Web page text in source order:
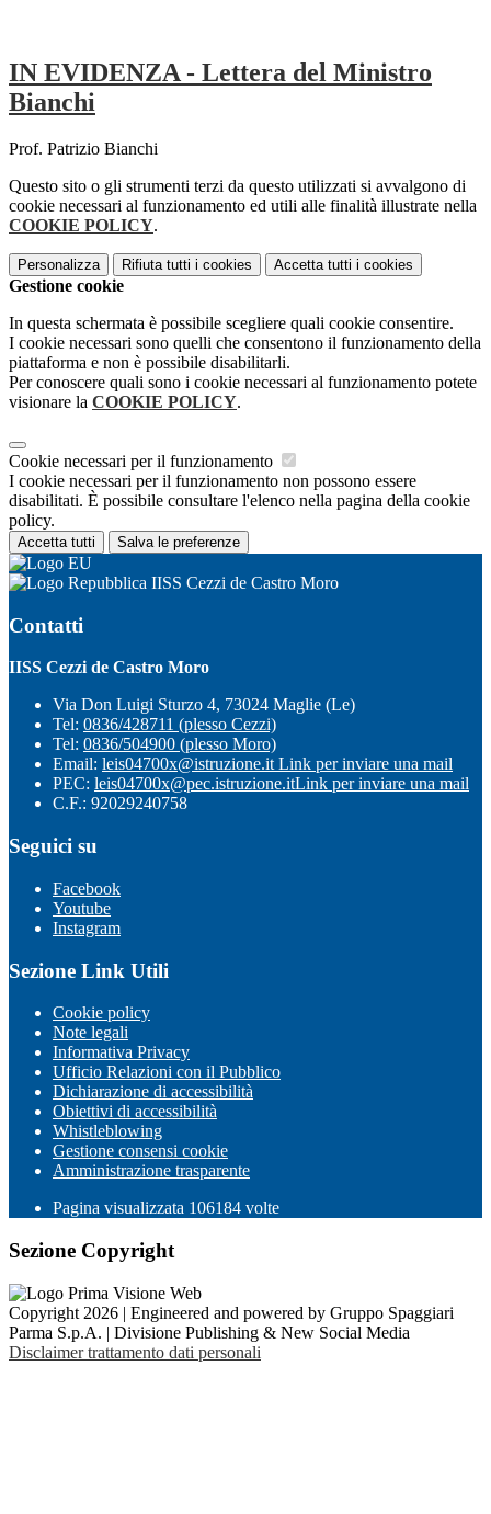
IN EVIDENZA - Lettera del Ministro
Bianchi
Prof. Patrizio Bianchi
Questo sito o gli strumenti terzi da questo utilizzati si avvalgono di
cookie necessari al funzionamento ed utili alle finalità illustrate nella
COOKIE POLICY.
Personalizza Rifiuta tutti i cookies Accetta tutti i cookies
Gestione cookie
In questa schermata è possibile scegliere quali cookie consentire.
I cookie necessari sono quelli che consentono il funzionamento della
piattaforma e non è possibile disabilitarli.
Per conoscere quali sono i cookie necessari al funzionamento potete
visionare la COOKIE POLICY.
Cookie necessari per il funzionamento
I cookie necessari per il funzionamento non possono essere
disabilitati. È possibile consultare l'elenco nella pagina della cookie
policy.
Accetta tutti Salva le preferenze
IISS Cezzi de Castro Moro
Contatti
IISS Cezzi de Castro Moro
Via Don Luigi Sturzo 4, 73024 Maglie (Le)
Tel: 0836/428711 (plesso Cezzi)
Tel: 0836/504900 (plesso Moro)
Email: leis04700x@istruzione.it Link per inviare una mail
PEC: leis04700x@pec.istruzione.itLink per inviare una mail
C.F.: 92029240758
Seguici su
Facebook
Youtube
Instagram
Sezione Link Utili
Cookie policy
Note legali
Informativa Privacy
Ufficio Relazioni con il Pubblico
Dichiarazione di accessibilità
Obiettivi di accessibilità
Whistleblowing
Gestione consensi cookie
Amministrazione trasparente
Pagina visualizzata 106184 volte
Sezione Copyright
Copyright 2026 | Engineered and powered by Gruppo Spaggiari
Parma S.p.A. | Divisione Publishing & New Social Media
Disclaimer trattamento dati personali